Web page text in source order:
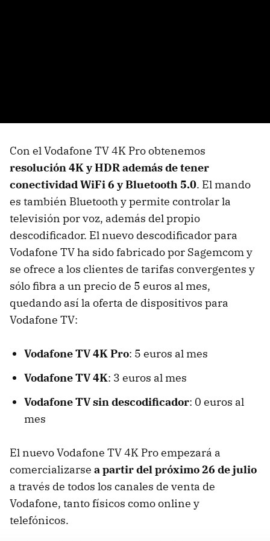
Con el Vodafone TV 4K Pro obtenemos
resolución 4K y HDR además de tener
conectividad WiFi 6 y Bluetooth 5.0. El mando
es también Bluetooth y permite controlar la
televisión por voz, además del propio
descodificador. El nuevo descodificador para
Vodafone TV ha sido fabricado por Sagemcom y
se ofrece a los clientes de tarifas convergentes y
sólo fibra a un precio de 5 euros al mes,
quedando así la oferta de dispositivos para
Vodafone TV:
Vodafone TV 4K Pro: 5 euros al mes
Vodafone TV 4K: 3 euros al mes
Vodafone TV sin descodificador: 0 euros al
mes
El nuevo Vodafone TV 4K Pro empezará a
comercializarse a partir del próximo 26 de julio
a través de todos los canales de venta de
Vodafone, tanto físicos como online y
telefónicos.